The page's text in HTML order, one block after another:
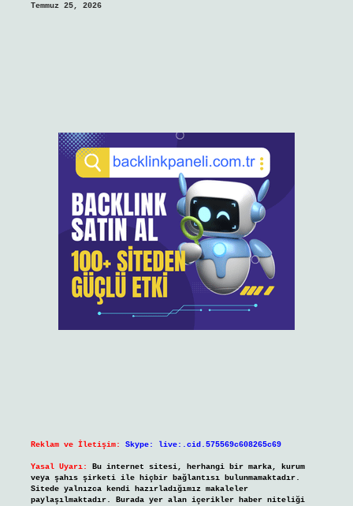
Temmuz 25, 2026
Reklam ve İletişim: Skype: live:.cid.575569c608265c69
Yasal Uyarı:
Bu internet sitesi, herhangi bir marka, kurum
veya şahıs şirketi ile hiçbir bağlantısı bulunmamaktadır.
Sitede yalnızca kendi hazırladığımız makaleler
paylaşılmaktadır. Burada yer alan içerikler haber niteliği